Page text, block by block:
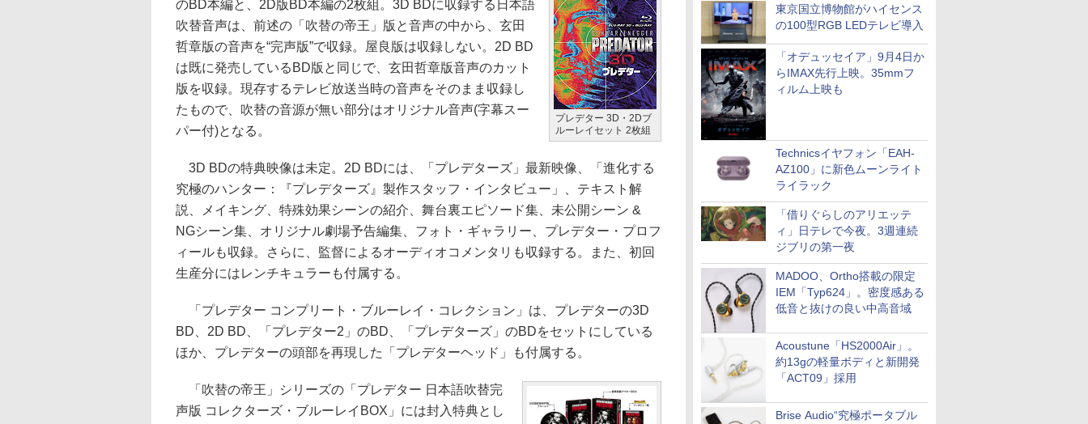
東京国立博物館がハイセンス
の100型RGB LEDテレビ導入
「オデュッセイア」9月4日か
らIMAX先行上映。35mmフ
ィルム上映も
Technicsイヤフォン「EAH-
AZ100」に新色ムーンライト
ライラック
「借りぐらしのアリエッテ
ィ」日テレで今夜。3週連続
ジブリの第一夜
MADOO、Ortho搭載の限定
IEM「Typ624」。密度感ある
低音と抜けの良い中高音域
Acoustune「HS2000Air」。
約13gの軽量ボディと新開発
「ACT09」採用
Brise Audio“究極ポータブル
プレデター 3D・2Dブ
ルーレイセット 2枚組
のBD本編と、2D版BD本編の2枚組。3D BDに収録する日本語
吹替音声は、前述の「吹替の帝王」版と音声の中から、玄田
哲章版の音声を“完声版”で収録。屋良版は収録しない。2D BD
は既に発売しているBD版と同じで、玄田哲章版音声のカット
版を収録。現存するテレビ放送当時の音声をそのまま収録し
たもので、吹替の音源が無い部分はオリジナル音声(字幕スー
パー付)となる。
3D BDの特典映像は未定。2D BDには、「プレデターズ」最新映像、「進化する
究極のハンター：『プレデターズ』製作スタッフ・インタビュー」、テキスト解
説、メイキング、特殊効果シーンの紹介、舞台裏エピソード集、未公開シーン &
NGシーン集、オリジナル劇場予告編集、フォト・ギャラリー、プレデター・プロフ
ィールも収録。さらに、監督によるオーディオコメンタリも収録する。また、初回
生産分にはレンチキュラーも付属する。
「プレデター コンプリート・ブルーレイ・コレクション」は、プレデターの3D
BD、2D BD、「プレデター2」のBD、「プレデターズ」のBDをセットにしている
ほか、プレデターの頭部を再現した「プレデターヘッド」も付属する。
「吹替の帝王」シリーズの「プレデター 日本語吹替完
声版 コレクターズ・ブルーレイBOX」には封入特典とし